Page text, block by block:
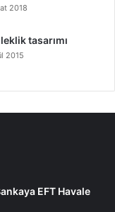
2018
tasarımı
2015
EFT Havale